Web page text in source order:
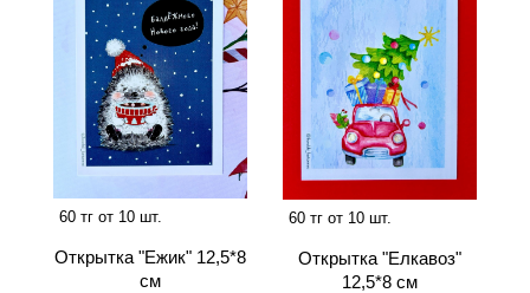
60 тг от 10 шт.
Открытка "Ежик" 12,5*8
см
60 тг от 10 шт.
Открытка "Елкавоз"
12,5*8 см